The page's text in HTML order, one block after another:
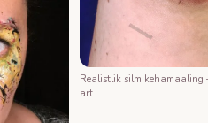
Realistlik silm
art